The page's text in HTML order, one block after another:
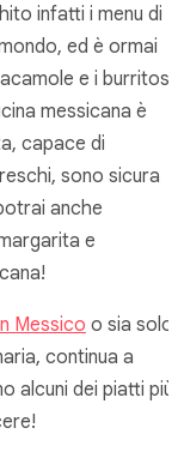
infatti i menu di
ed è ormai
e i burritos
messicana è
capace di
sono sicura
anche
e
Messico o sia solo
continua a
alcuni dei piatti più